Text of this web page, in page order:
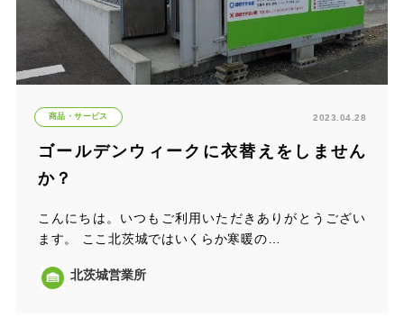
商品・サービス 2023.04.28
ゴールデンウィークに衣替えをしません
か？
こんにちは。いつもご利用いただきありがとうござい
ます。 ここ北茨城ではいくらか寒暖の…
北茨城営業所